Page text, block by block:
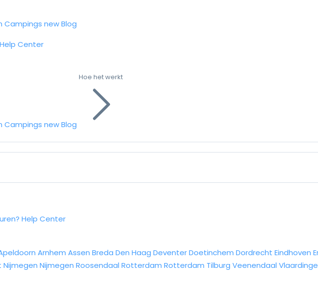
Campings newBlog
Help Center
Campings newBlog
Hoe het werkt
Help Center
Arnhem Assen Breda Den Haag DeventerDoetinchem Dordrecht Eindhoven
Nijmegen Nijmegen Roosendaal Rotterdam Rotterdam Tilburg Veenendaal